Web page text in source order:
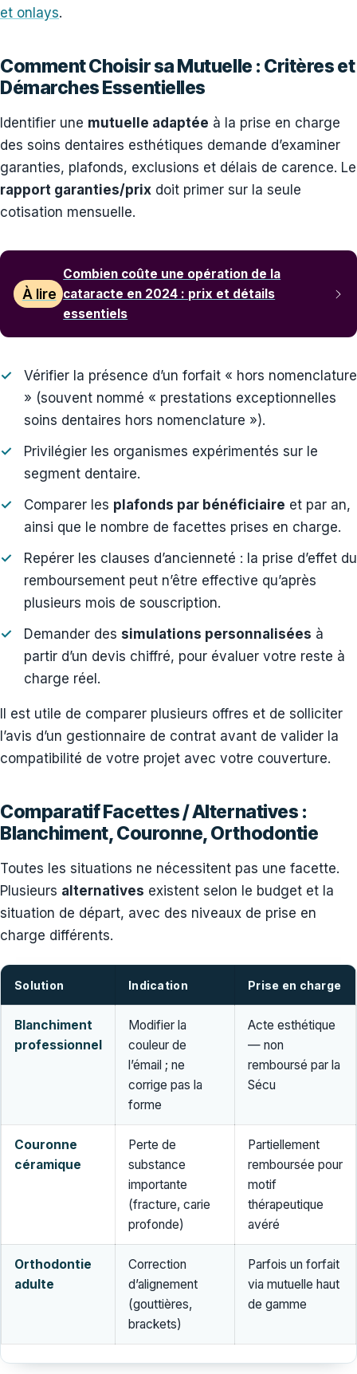
et onlays.
Comment Choisir sa Mutuelle : Critères et
Démarches Essentielles
Identifier une mutuelle adaptée à la prise en charge
des soins dentaires esthétiques demande d’examiner
garanties, plafonds, exclusions et délais de carence. Le
rapport garanties/prix doit primer sur la seule
cotisation mensuelle.
À lire
Combien coûte une opération de la
cataracte en 2024 : prix et détails
essentiels
Vérifier la présence d’un forfait « hors nomenclature
» (souvent nommé « prestations exceptionnelles
soins dentaires hors nomenclature »).
Privilégier les organismes expérimentés sur le
segment dentaire.
Comparer les plafonds par bénéficiaire et par an,
ainsi que le nombre de facettes prises en charge.
Repérer les clauses d’ancienneté : la prise d’effet du
remboursement peut n’être effective qu’après
plusieurs mois de souscription.
Demander des simulations personnalisées à
partir d’un devis chiffré, pour évaluer votre reste à
charge réel.
Il est utile de comparer plusieurs offres et de solliciter
l’avis d’un gestionnaire de contrat avant de valider la
compatibilité de votre projet avec votre couverture.
Comparatif Facettes / Alternatives :
Blanchiment, Couronne, Orthodontie
Toutes les situations ne nécessitent pas une facette.
Plusieurs alternatives existent selon le budget et la
situation de départ, avec des niveaux de prise en
charge différents.
Solution Indication Prise en charge
Blanchiment
professionnel
Modifier la
couleur de
l’émail ; ne
corrige pas la
forme
Acte esthétique
— non
remboursé par la
Sécu
Couronne
céramique
Perte de
substance
importante
(fracture, carie
profonde)
Partiellement
remboursée pour
motif
thérapeutique
avéré
Orthodontie
adulte
Correction
d’alignement
(gouttières,
brackets)
Parfois un forfait
via mutuelle haut
de gamme